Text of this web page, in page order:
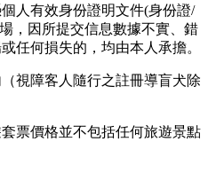
人有效身份證明文件(身份證/
，因所提交信息數據不實、錯
任何損失的，均由本人承擔。
視障客人隨行之註冊導盲犬除
票價格並不包括任何旅遊景點